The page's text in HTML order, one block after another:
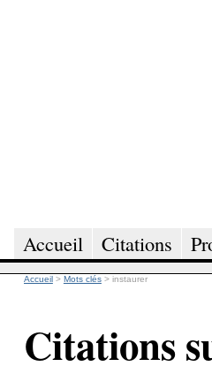
Accueil Citations
Accueil > Mots clés > instaurer
Citations